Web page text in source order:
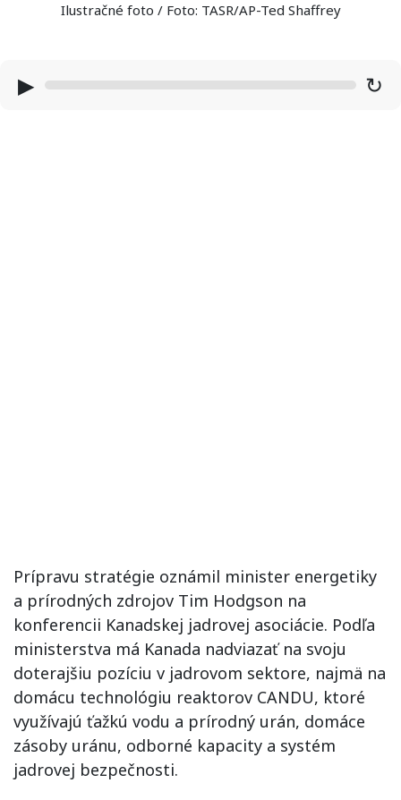
Ilustračné foto / Foto: TASR/AP-Ted Shaffrey
▶ ↻
Prípravu stratégie oznámil minister energetiky
a prírodných zdrojov Tim Hodgson na
konferencii Kanadskej jadrovej asociácie. Podľa
ministerstva má Kanada nadviazať na svoju
doterajšiu pozíciu v jadrovom sektore, najmä na
domácu technológiu reaktorov CANDU, ktoré
využívajú ťažkú vodu a prírodný urán, domáce
zásoby uránu, odborné kapacity a systém
jadrovej bezpečnosti.